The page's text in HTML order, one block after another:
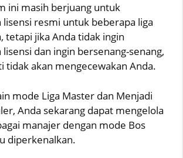
ini masih berjuang untuk
resmi untuk beberapa liga
tetapi jika Anda tidak ingin
dan ingin bersenang-senang,
tidak akan mengecewakan Anda.
mode Liga Master dan Menjadi
Anda sekarang dapat mengelola
manajer dengan mode Bos
diperkenalkan.